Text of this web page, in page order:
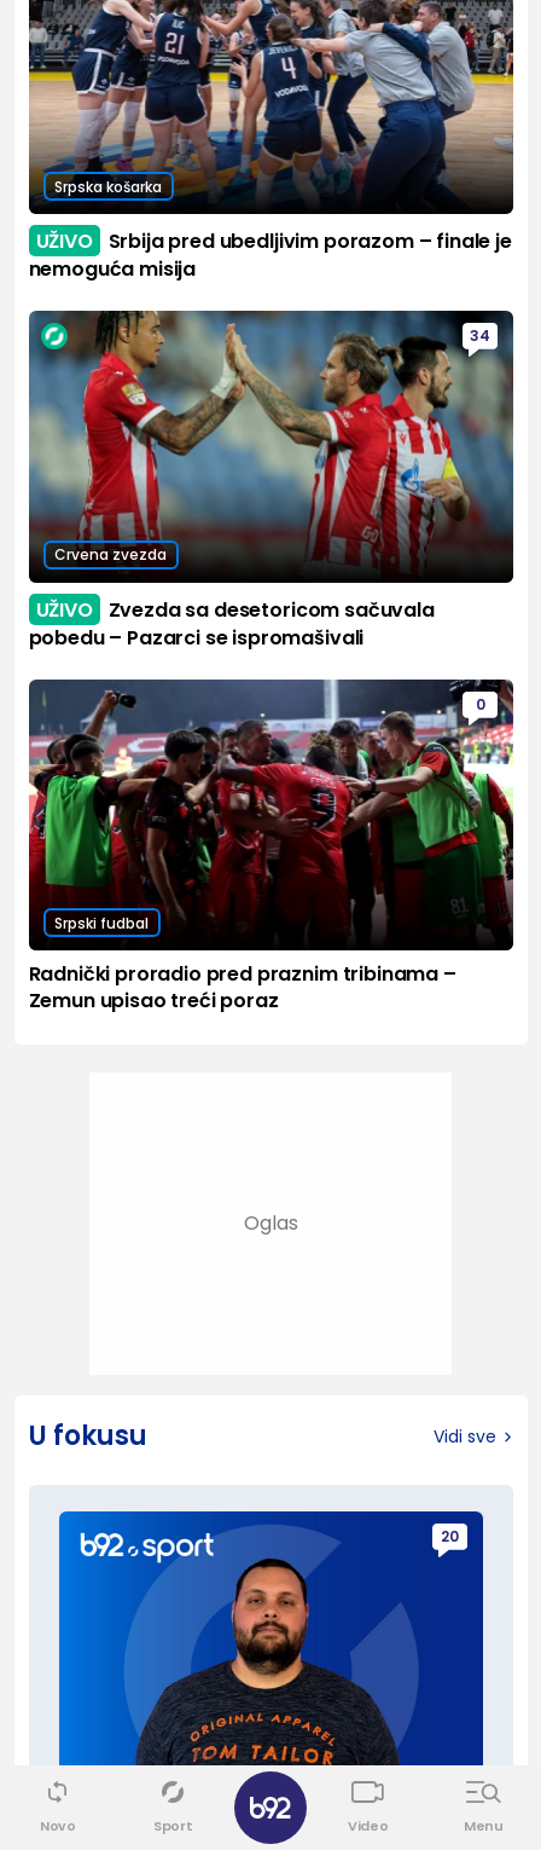
Srpska košarka
UŽIVO
Srbija pred ubedljivim porazom – finale je
nemoguća misija
34
Crvena zvezda
UŽIVO
Zvezda sa desetoricom sačuvala
pobedu – Pazarci se ispromašivali
0
Srpski fudbal
Radnički proradio pred praznim tribinama –
Zemun upisao treći poraz
U fokusu Vidi sve
20
Novo Sport Video Menu